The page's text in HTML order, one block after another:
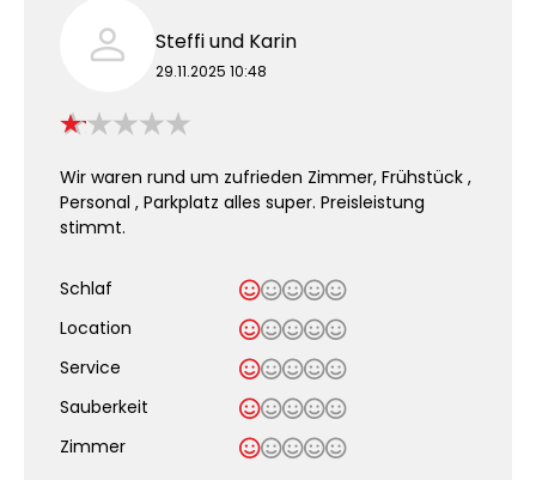
Steffi und Karin
29.11.2025 10:48
Wir waren rund um zufrieden Zimmer, Frühstück ,
Personal , Parkplatz alles super. Preisleistung
stimmt.
Schlaf
Location
Service
Sauberkeit
Zimmer